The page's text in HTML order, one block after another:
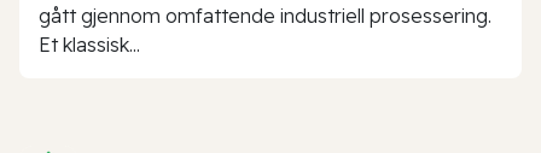
gått gjennom omfattende industriell prosessering.
Et klassisk...